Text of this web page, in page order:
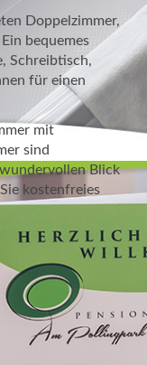
Doppelzimmer,
bequemes
Schreibtisch,
für einen
mit
sind
Blick
kostenfreies